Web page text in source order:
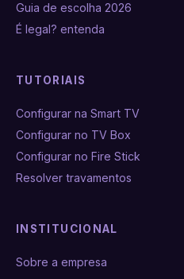
Guia de escolha 2026
É legal? entenda
TUTORIAIS
Configurar na Smart TV
Configurar no TV Box
Configurar no Fire Stick
Resolver travamentos
INSTITUCIONAL
Sobre a empresa